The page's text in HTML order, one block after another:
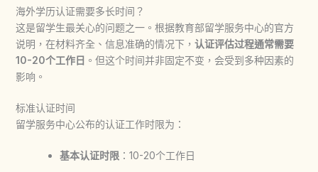
海外学历认证需要多长时间？
这是留学生最关心的问题之一。根据教育部留学服务中心的官方
说明，在材料齐全、信息准确的情况下， 认证评估过程通常需要
10-20个工作日 。但这个时间并非固定不变，会受到多种因素的
影响。
标准认证时间
留学服务中心公布的认证工作时限为：
基本认证时限：10-20个工作日